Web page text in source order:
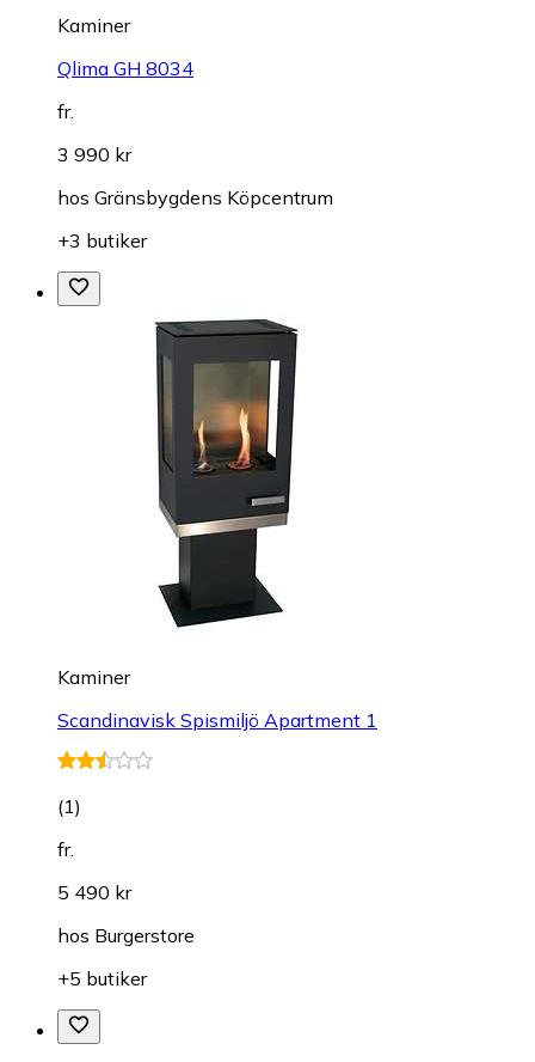
Kaminer
Qlima GH 8034
fr.
3 990 kr
hos Gränsbygdens Köpcentrum
+3 butiker
Kaminer
Scandinavisk Spismiljö Apartment 1
(1)
fr.
5 490 kr
hos Burgerstore
+5 butiker